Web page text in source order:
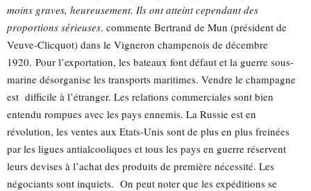
moins graves, heureusement. Ils ont atteint cependant des
proportions sérieuses. commente Bertrand de Mun (président de
Veuve-Clicquot) dans le Vigneron champenois de décembre
1920. Pour l’exportation, les bateaux font défaut et la guerre sous-
marine désorganise les transports maritimes. Vendre le champagne
est difficile à l’étranger. Les relations commerciales sont bien
entendu rompues avec les pays ennemis. La Russie est en
révolution, les ventes aux Etats-Unis sont de plus en plus freinées
par les ligues antialcooliques et tous les pays en guerre réservent
leurs devises à l’achat des produits de première nécessité. Les
négociants sont inquiets. On peut noter que les expéditions se